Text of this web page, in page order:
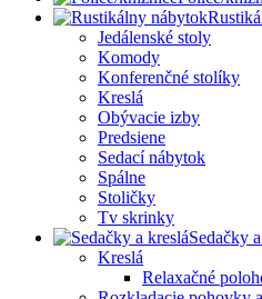
Jedálenské stoly
Komody
Konferenčné stolíky
Kreslá
Obývacie izby
Predsiene
Sedací nábytok
Spálne
Stoličky
Tv skrinky
Sedačky
Kreslá
Relaxačné